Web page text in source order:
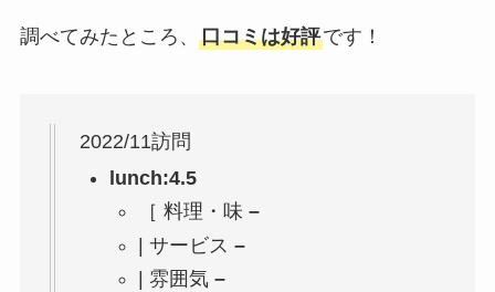
調べてみたところ、 口コミは好評です！
2022/11訪問
lunch:4.5
［ 料理・味 –
| サービス –
雰囲気 –